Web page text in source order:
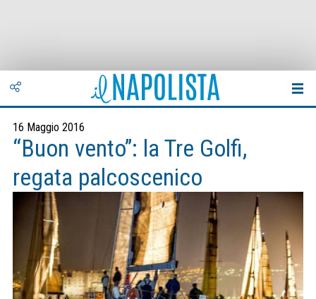
16 Maggio 2016
“Buon vento”: la Tre Golfi,
regata palcoscenico